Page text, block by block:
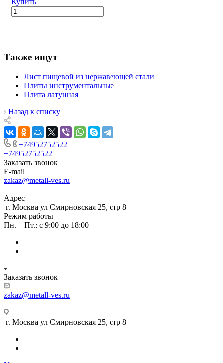
Купить
Также ищут
Лист пищевой из нержавеющей стали
Плиты инструментальные
Плита латунная
Назад к списку
+74952752522
+74952752522
Заказать звонок
E-mail
zakaz@metall-ves.ru
Адрес
г. Москва ул Смирновская 25, стр 8
Режим работы
Пн. – Пт.: с 9:00 до 18:00
Заказать звонок
zakaz@metall-ves.ru
г. Москва ул Смирновская 25, стр 8